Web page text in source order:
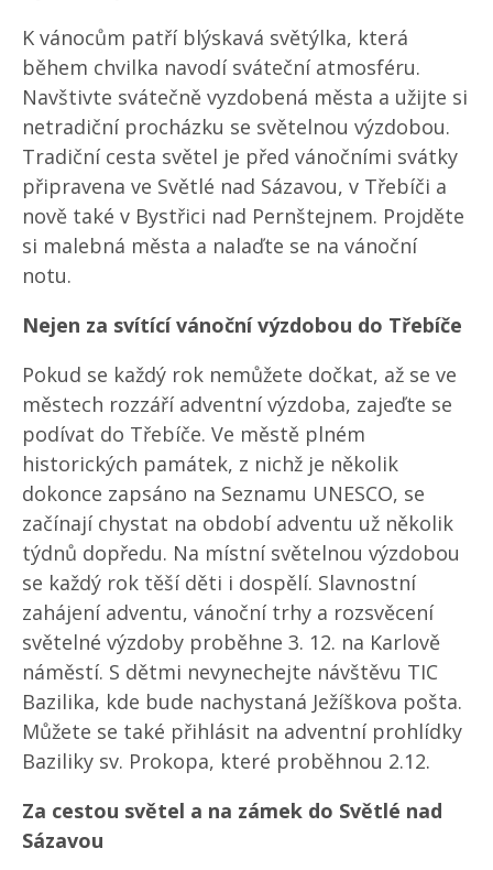
K vánocům patří blýskavá světýlka, která
během chvilka navodí sváteční atmosféru.
Navštivte svátečně vyzdobená města a užijte si
netradiční procházku se světelnou výzdobou.
Tradiční cesta světel je před vánočními svátky
připravena ve Světlé nad Sázavou, v Třebíči a
nově také v Bystřici nad Pernštejnem. Projděte
si malebná města a nalaďte se na vánoční
notu.
Nejen za svítící vánoční výzdobou do Třebíče
Pokud se každý rok nemůžete dočkat, až se ve
městech rozzáří adventní výzdoba, zajeďte se
podívat do Třebíče. Ve městě plném
historických památek, z nichž je několik
dokonce zapsáno na Seznamu UNESCO, se
začínají chystat na období adventu už několik
týdnů dopředu. Na místní světelnou výzdobou
se každý rok těší děti i dospělí. Slavnostní
zahájení adventu, vánoční trhy a rozsvěcení
světelné výzdoby proběhne 3. 12. na Karlově
náměstí. S dětmi nevynechejte návštěvu TIC
Bazilika, kde bude nachystaná Ježíškova pošta.
Můžete se také přihlásit na adventní prohlídky
Baziliky sv. Prokopa, které proběhnou 2.12.
Za cestou světel a na zámek do Světlé nad
Sázavou